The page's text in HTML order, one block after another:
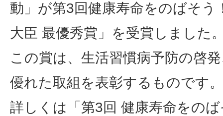
動」が第3回健康寿命をのばそう
大臣 最優秀賞」を受賞しました
この賞は、生活習慣病予防の啓
優れた取組を表彰するものです。
詳しくは「第3回 健康寿命をの